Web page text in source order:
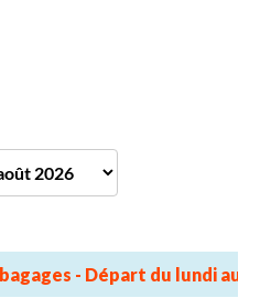
alors modifié en
- Départ du lundi au